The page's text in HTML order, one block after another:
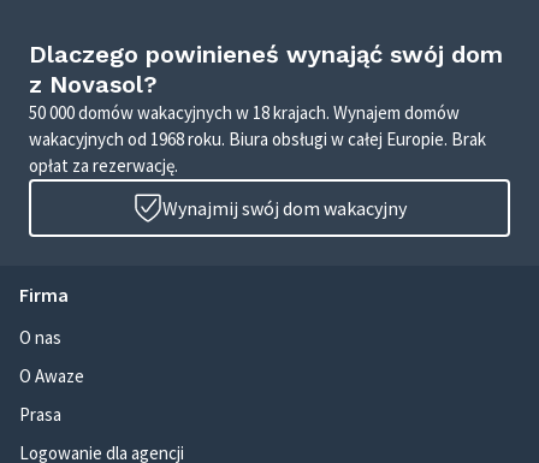
Dlaczego powinieneś wynająć swój dom
z Novasol?
50 000 domów wakacyjnych w 18 krajach. Wynajem domów
wakacyjnych od 1968 roku. Biura obsługi w całej Europie. Brak
opłat za rezerwację.
Wynajmij swój dom wakacyjny
Firma
O nas
O Awaze
Prasa
Logowanie dla agencji